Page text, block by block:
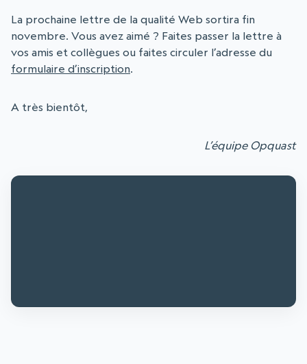
La prochaine lettre de la qualité Web sortira fin
novembre. Vous avez aimé ? Faites passer la lettre à
vos amis et collègues ou faites circuler l’adresse du
formulaire d’inscription.
A très bientôt,
L’équipe Opquast